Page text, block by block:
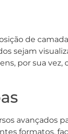
de
sejam
por sua
avançados
formatos,